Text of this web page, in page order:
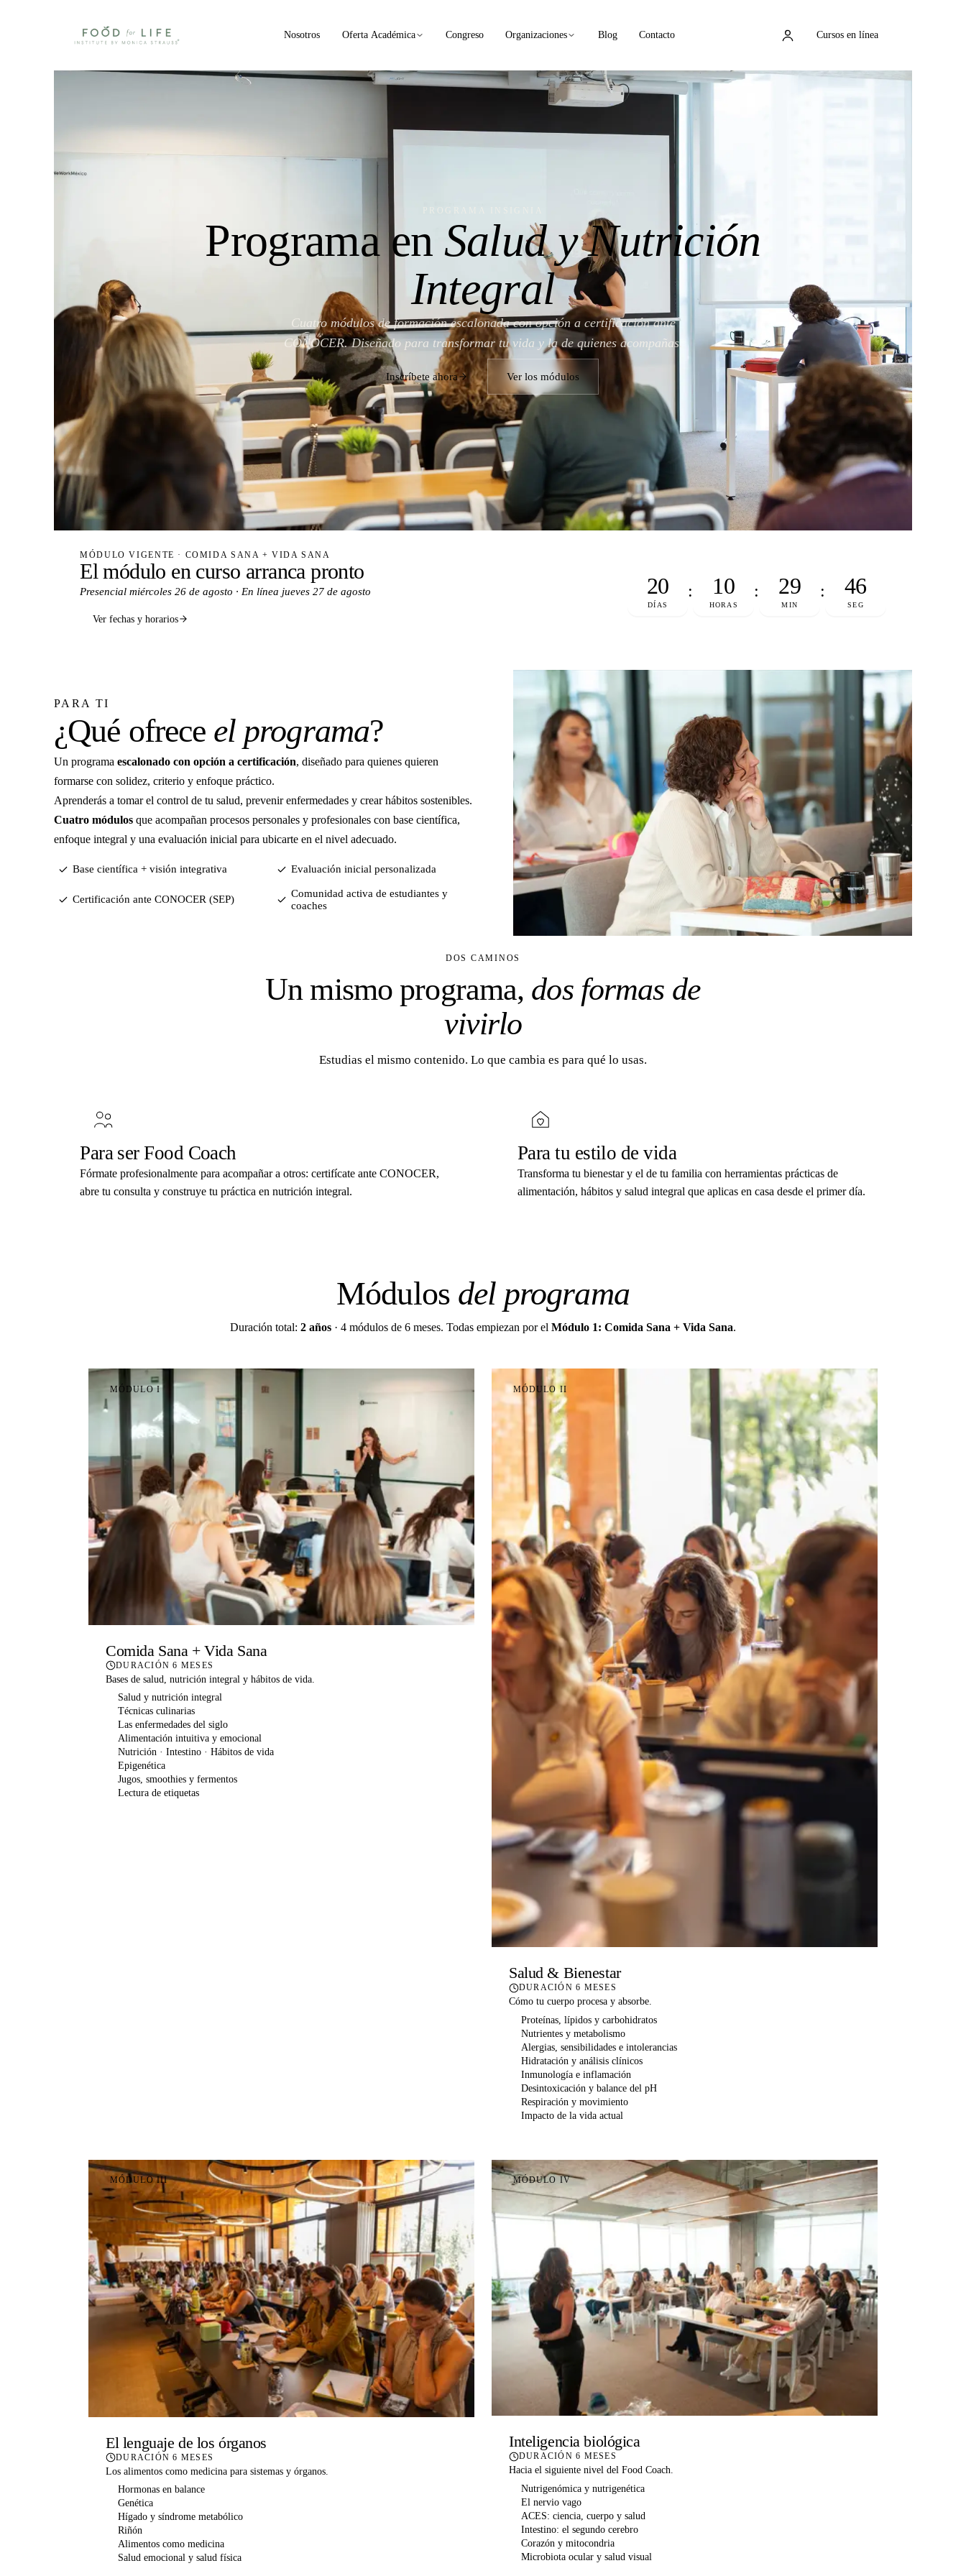
Nosotros Oferta Académica Congreso Organizaciones Blog Contacto Cursos en línea
PROGRAMA INSIGNIA
Programa en Salud y Nutrición
Integral
Cuatro módulos de formación escalonada con opción a certificación ante
CONOCER. Diseñado para transformar tu vida y la de quienes acompañas.
Inscríbete ahora Ver los módulos
MÓDULO VIGENTE · COMIDA SANA + VIDA SANA
El módulo en curso arranca pronto
Presencial miércoles 26 de agosto · En línea jueves 27 de agosto
Ver fechas y horarios
20
DÍAS
: 10
HORAS
: 29
MIN
: 45
SEG
PARA TI
¿Qué ofrece el programa?
Un programaescalonado con opción a certificación, diseñado para quienes quieren
formarse con solidez, criterio y enfoque práctico.
Aprenderás a tomar el control de tu salud, prevenir enfermedades y crear hábitos sostenibles.
Cuatro módulos que acompañan procesos personales y profesionales con base científica,
enfoque integral y una evaluación inicial para ubicarte en el nivel adecuado.
Base científica + visión integrativa Evaluación inicial personalizada
Certificación ante CONOCER (SEP)
Comunidad activa de estudiantes y
coaches
DOS CAMINOS
Un mismo programa, dos formas de
vivirlo
Estudias el mismo contenido. Lo que cambia es para qué lo usas.
Para ser Food Coach
Fórmate profesionalmente para acompañar a otros: certifícate ante CONOCER,
abre tu consulta y construye tu práctica en nutrición integral.
Para tu estilo de vida
Transforma tu bienestar y el de tu familia con herramientas prácticas de
alimentación, hábitos y salud integral que aplicas en casa desde el primer día.
Módulos del programa
Duración total: 2 años · 4 módulos de 6 meses. Todas empiezan por el Módulo 1: Comida Sana + Vida Sana.
MÓDULOI
Comida Sana + Vida Sana
DURACIÓN6 MESES
Bases de salud, nutrición integral y hábitos de vida.
Salud y nutrición integral
Técnicas culinarias
Las enfermedades del siglo
Alimentación intuitiva y emocional
Nutrición · Intestino · Hábitos de vida
Epigenética
Jugos, smoothies y fermentos
Lectura de etiquetas
MÓDULOII
Salud & Bienestar
DURACIÓN6 MESES
Cómo tu cuerpo procesa y absorbe.
Proteínas, lípidos y carbohidratos
Nutrientes y metabolismo
Alergias, sensibilidades e intolerancias
Hidratación y análisis clínicos
Inmunología e inflamación
Desintoxicación y balance del pH
Respiración y movimiento
Impacto de la vida actual
MÓDULOIII
El lenguaje de los órganos
DURACIÓN6 MESES
Los alimentos como medicina para sistemas y órganos.
Hormonas en balance
Genética
Hígado y síndrome metabólico
Riñón
Alimentos como medicina
Salud emocional y salud física
MÓDULO IV
Inteligencia biológica
DURACIÓN6 MESES
Hacia el siguiente nivel del Food Coach.
Nutrigenómica y nutrigenética
El nervio vago
ACES: ciencia, cuerpo y salud
Intestino: el segundo cerebro
Corazón y mitocondria
Microbiota ocular y salud visual